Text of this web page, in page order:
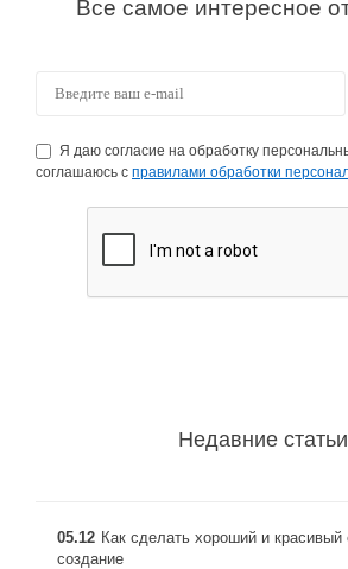
Все самое интересное
Я даю согласие на обработку
соглашаюсь с правилами обработки
Недавние
05.12 Как сделать хороший и красивый
создание